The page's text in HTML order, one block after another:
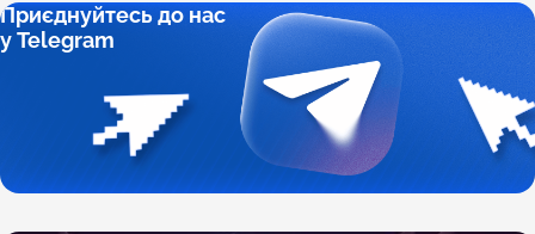
Приєднуйтесь до нас
у Telegram